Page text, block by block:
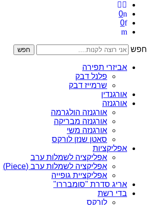
0
0
חפש חפש
אביזרי תפירה
פלנל דבק
שרמייז דבק
אורגנדין
אורגנזה
אורגנזה הולגרמה
אורגנזה מבריקה
אורגנזה משי
סאטן שנזן לורקס
אפליקציות
אפליקציה לשמלות ערב
אפליקציה לשמלות ערב (Piece)
אפליקציית גופייה
אריג סדרת "סומבררו"
בדי רשת
לורקס